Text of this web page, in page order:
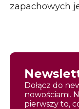
zapachowych
Dołącz do
nowościami.
pierwszy to,